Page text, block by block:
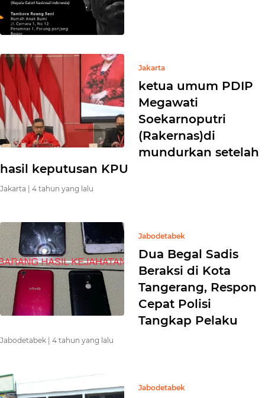
Jakarta
ketua umum PDIP
Megawati
Soekarnoputri
(Rakernas)di
mundurkan setelah
hasil keputusan KPU
Jakarta | 4 tahun yang lalu
Jabodetabek
Dua Begal Sadis
Beraksi di Kota
Tangerang, Respon
Cepat Polisi
Tangkap Pelaku
Jabodetabek | 4 tahun yang lalu
Jabodetabek